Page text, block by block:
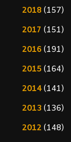
2018(157)
2017 (151)
2016(191)
2015(164)
2014(141)
2013(136)
2012 (148)